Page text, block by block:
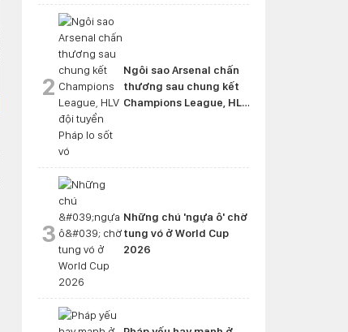
2
Ngôi sao Arsenal chấn
thương sau chung kết
Champions League, HLV
3
Những chú 'ngựa ô' chờ
tung vó ở World Cup
2026